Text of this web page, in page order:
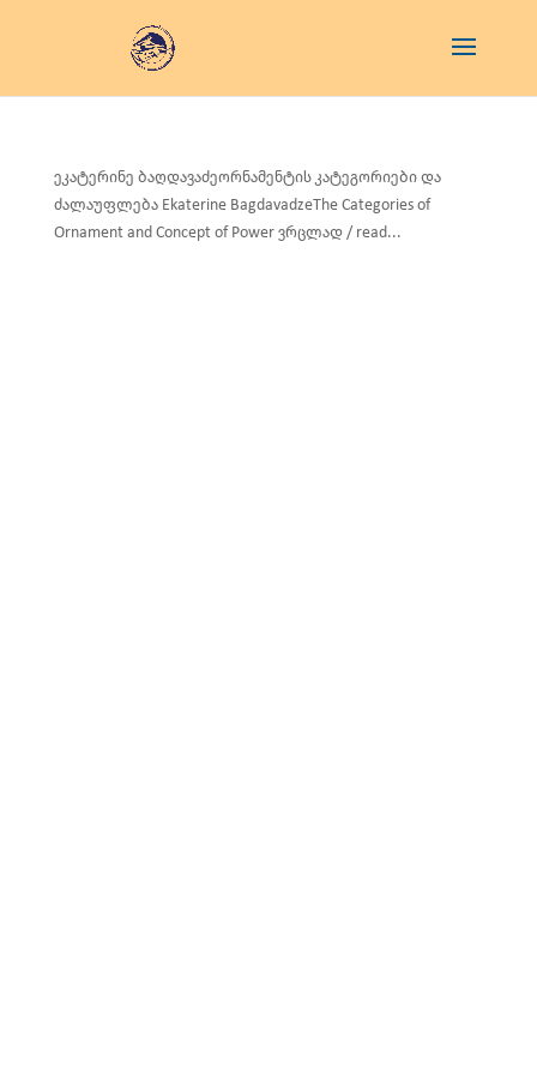
ეკატერინე ბაღდავაძეორნამენტის კატეგორიები და
ძალაუფლება Ekaterine BagdavadzeThe Categories of
Ornament and Concept of Power ვრცლად / read...